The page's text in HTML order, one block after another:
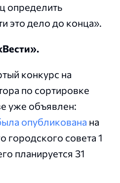
определить
это дело до конца».
конкурс на
по сортировке
уже объявлен:
опубликована на
городского совета 1
планируется 31